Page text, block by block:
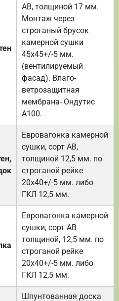
АВ, толщиной 17 мм.
Монтаж через
строганый брусок
камерной сушки
45х45+/-5 мм.
(вентилируемый
фасад). Влаго-
ветрозащитная
мембрана- Ондутис
А100.
Евровагонка камерной
сушки, сорт АВ,
толщиной 12,5 мм. по
строганой рейке
20х40+/-5 мм. либо
ГКЛ 12,5 мм.
Евровагонка камерной
сушки, сорт АВ
толщиной, 12,5 мм. по
строганой рейке
20х40+/-5 мм. либо
ГКЛ 12,5 мм.
Шпунтованная доска